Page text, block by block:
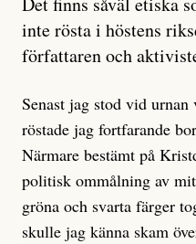
är sant, vad som är
ännu mer
misstänkta personen är
får veta är att personen
under åren, att den har
sociala medier, att
på personens ekonomi
anonyma röster inom
inte rösta i höstens
författaren och
Senast jag stod vid
röstade jag fortfarande
Närmare bestämt på
politisk ommålning av
gröna och svarta färger
skulle jag känna skam